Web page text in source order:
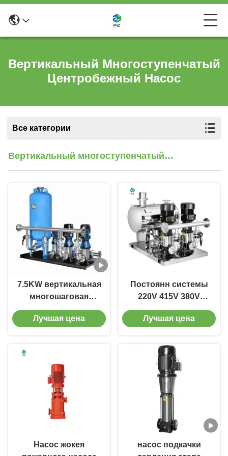
Вертикальный Многоступенчатый
Центробежный Насос
Все категории
Вертикальный многоступенчатый
центробежный насос
7.5KW вертикальная
многошаговая
центробежная
насосная система
Лучшая цена
Постоянн системы
220V 415V 380V
водяной помпы
давления 1HP-100HP
Лучшая цена
Насос жокея
насос подкачки